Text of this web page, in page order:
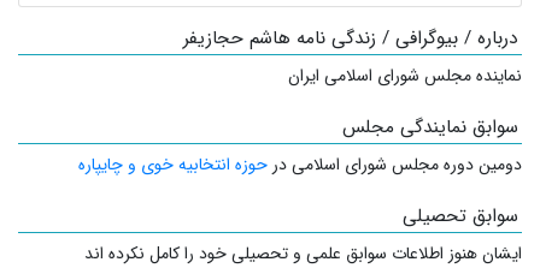
درباره / بیوگرافی / زندگی نامه هاشم حجازیفر
نماینده مجلس شورای اسلامی ایران
سوابق نمایندگی مجلس
دومین دوره مجلس شورای اسلامی در حوزه انتخابیه خوی و چایپاره
سوابق تحصیلی
ایشان هنوز اطلاعات سوابق علمی و تحصیلی خود را کامل نکرده اند